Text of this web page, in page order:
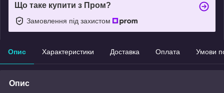
Що таке купити з Пром?
Замовлення під захистом
Опис Характеристики Доставка Оплата Умови
Опис